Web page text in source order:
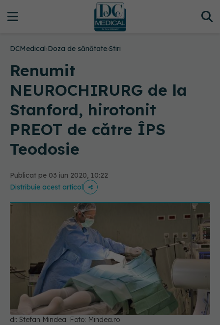
DCMedical›Doza de sănătate›Stiri
Renumit
NEUROCHIRURG de la
Stanford, hirotonit
PREOT de către ÎPS
Teodosie
Publicat pe 03 iun 2020, 10:22
Distribuie acest articol
dr. Stefan Mindea. Foto: Mindea.ro